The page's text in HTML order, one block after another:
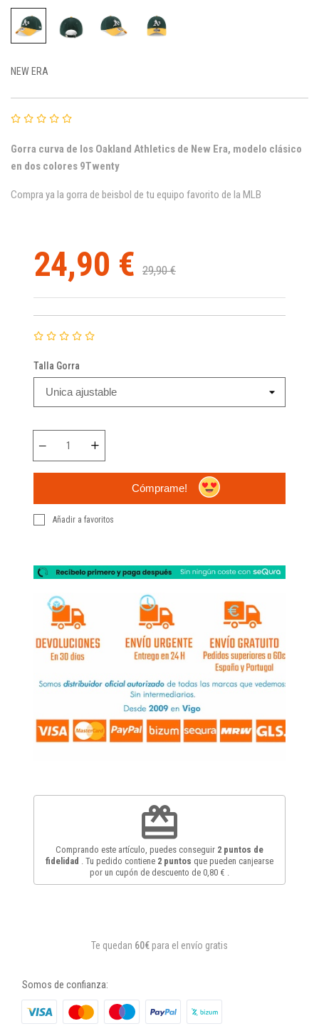
NEW ERA
Gorra curva de los Oakland Athletics de New Era, modelo clásico
en dos colores 9Twenty
Compra ya la gorra de beisbol de tu equipo favorito de la MLB
24,90 € 29,90 €
Talla Gorra
Cómprame!
Añadir a favoritos
redeem
Comprando este artículo, puedes conseguir 2 puntos de
fidelidad
. Tu pedido contiene 2 puntos que pueden canjearse
por un cupón de descuento de 0,80 €
Te quedan 60€ para el envío gratis
Somos de confianza: